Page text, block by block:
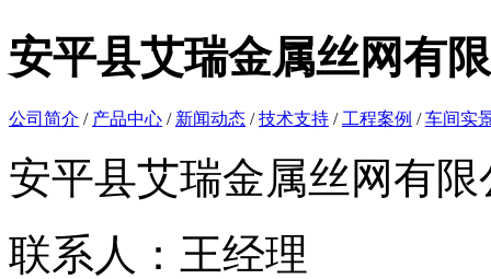
安平县艾瑞金属丝网有
公司简介 / 产品中心 / 新闻动态 /技术支持 / 工程案例 /车间实
安平县艾瑞金属丝网有限
联系人：王经理